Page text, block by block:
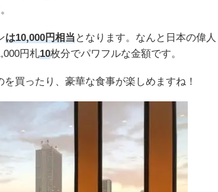
は10,000円相当となります。なんと日本の偉人
円札10枚分でパワフルな金額です。
買ったり、豪華な食事が楽しめますね！